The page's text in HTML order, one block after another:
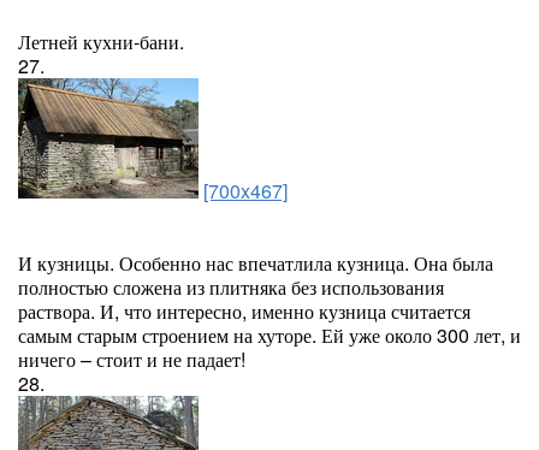
Летней кухни-бани.
27.
[700x467]
И кузницы. Особенно нас впечатлила кузница. Она была
полностью сложена из плитняка без использования
раствора. И, что интересно, именно кузница считается
самым старым строением на хуторе. Ей уже около 300 лет, и
ничего – стоит и не падает!
28.